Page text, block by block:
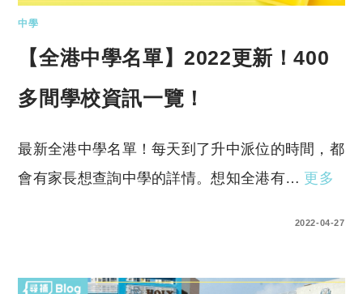
中學
【全港中學名單】2022更新！400
多間學校資訊一覽！
最新全港中學名單！每天到了升中派位的時間，都
會有家長想查詢中學的詳情。想知全港有… 更多
2022-04-27